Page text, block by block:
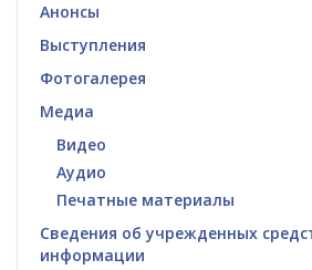
Анонсы
Выступления
Фотогалерея
Медиа
Видео
Аудио
Печатные материалы
Сведения об учрежденных
информации